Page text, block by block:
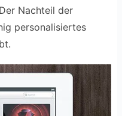
Nachteil der
personalisiertes